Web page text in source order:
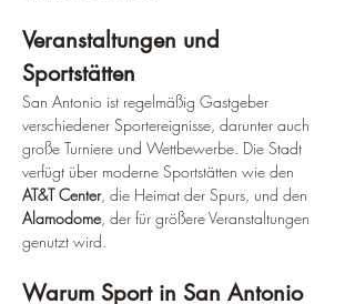
Veranstaltungen und
Sportstätten
San Antonio ist regelmäßig Gastgeber
verschiedener Sportereignisse, darunter auch
große Turniere und Wettbewerbe. Die Stadt
verfügt über moderne Sportstätten wie den
AT&T Center, die Heimat der Spurs, und den
Alamodome, der für größere Veranstaltungen
genutzt wird.
Warum Sport in San Antonio